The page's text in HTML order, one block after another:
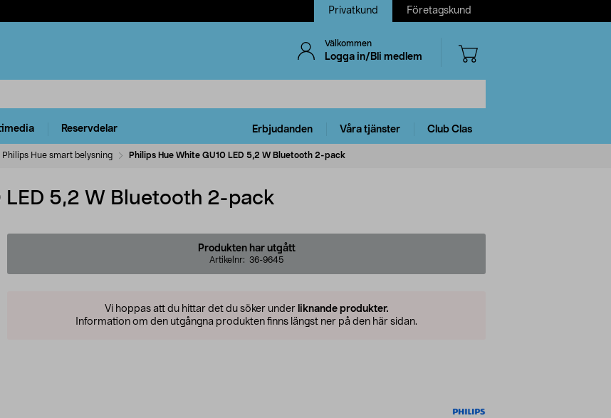
Privatkund Företagskund
Välkommen
Logga in/Bli medlem
Reservdelar Erbjudanden Våra tjänster Club Clas
Philips Hue smart belysning Philips Hue White GU10 LED 5,2 W Bluetooth 2-pack
LED 5,2 W Bluetooth 2-pack
Produkten har utgått
Artikelnr: 36-9645
Vi hoppas att du hittar det du söker under liknande produkter.
Information om den utgångna produkten finns längst ner på den här sidan.